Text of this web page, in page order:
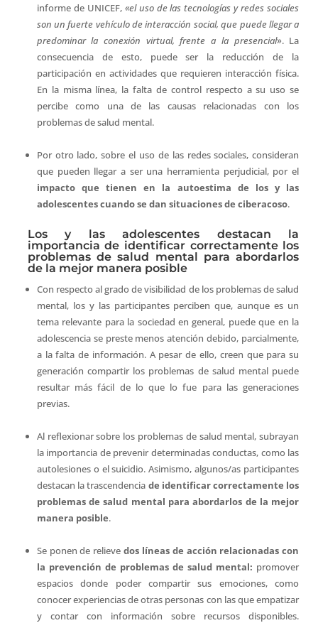
informe de UNICEF, «el uso de las tecnologías y redes sociales
son un fuerte vehículo de interacción social, que puede llegar a
predominar la conexión virtual, frente a la presencial». La
consecuencia de esto, puede ser la reducción de la
participación en actividades que requieren interacción física.
En la misma línea, la falta de control respecto a su uso se
percibe como una de las causas relacionadas con los
problemas de salud mental.
Por otro lado, sobre el uso de las redes sociales, consideran
que pueden llegar a ser una herramienta perjudicial, por el
impacto que tienen en la autoestima de los y las
adolescentes cuando se dan situaciones de ciberacoso.
Los y las adolescentes destacan la
importancia de identificar correctamente los
problemas de salud mental para abordarlos
de la mejor manera posible
Con respecto al grado de visibilidad de los problemas de salud
mental, los y las participantes perciben que, aunque es un
tema relevante para la sociedad en general, puede que en la
adolescencia se preste menos atención debido, parcialmente,
a la falta de información. A pesar de ello, creen que para su
generación compartir los problemas de salud mental puede
resultar más fácil de lo que lo fue para las generaciones
previas.
Al reflexionar sobre los problemas de salud mental, subrayan
la importancia de prevenir determinadas conductas, como las
autolesiones o el suicidio. Asimismo, algunos/as participantes
destacan la trascendencia de identificar correctamente los
problemas de salud mental para abordarlos de la mejor
manera posible.
Se ponen de relievedos líneas de acción relacionadas con
la prevención de problemas de salud mental: promover
espacios donde poder compartir sus emociones, como
conocer experiencias de otras personas con las que empatizar
y contar con información sobre recursos disponibles.